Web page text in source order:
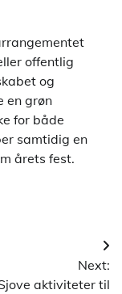
offentlig
og
en grøn
for både
samtidig en
årets fest.
Next:
aktiviteter til